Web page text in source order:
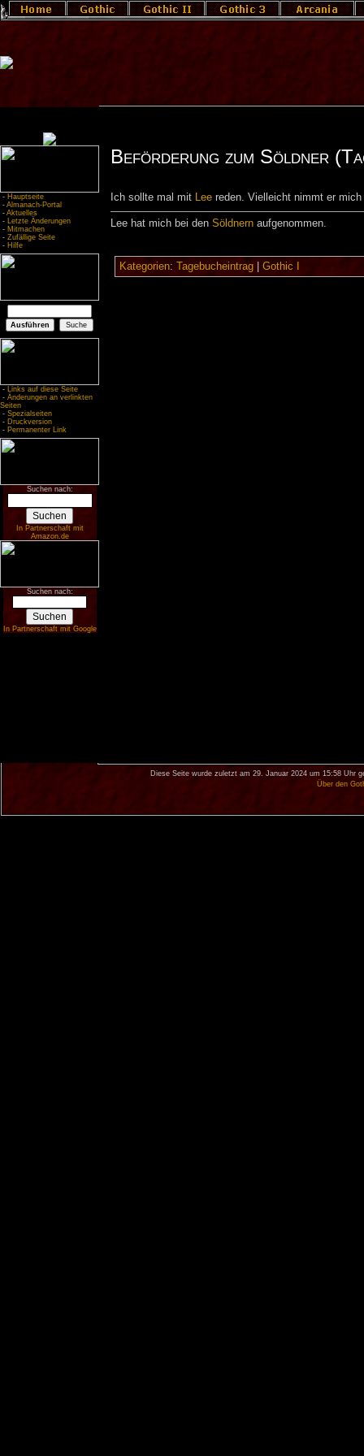
- Hauptseite
- Almanach-Portal
- Aktuelles
- Letzte Änderungen
- Mitmachen
- Zufällige Seite
- Hilfe
- Links auf diese Seite
- Änderungen an verlinkten
Seiten
- Spezialseiten
- Druckversion
- Permanenter Link
Suchen nach:
In Partnerschaft mit
Amazon.de
Suchen nach:
In Partnerschaft mit Google
Beförderung zum Söldner
Ich sollte mal mit Leereden. Vielleicht nimmt er
Lee hat mich bei den Söldnernaufgenommen.
Kategorien: Tagebucheintrag| Gothic I
Diese Seite wurde zuletzt am 29. Januar 2024 um 15:58 Uhr
Über den